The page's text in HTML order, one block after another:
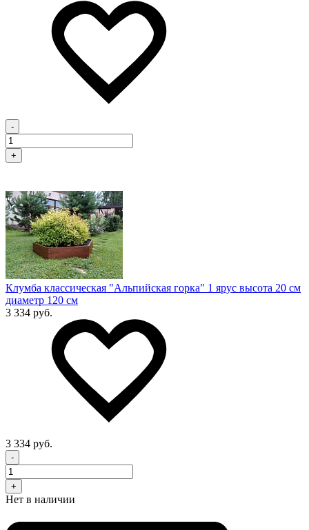
-
+
Клумба классическая "Альпийская горка" 1 ярус высота 20 см
диаметр 120 см
3 334 руб.
3 334 руб.
-
+
Нет в наличии